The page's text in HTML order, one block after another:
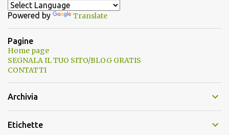
Powered by Translate
Pagine
Home page
SEGNALA IL TUO SITO/BLOG GRATIS
CONTATTI
Archivia
Etichette